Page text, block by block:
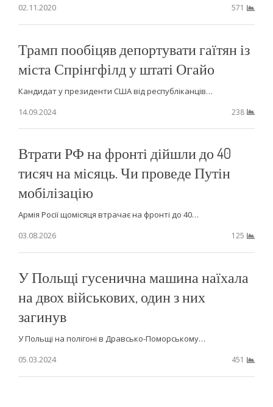
02.11.2020
571
Трамп пообіцяв депортувати гаїтян із
міста Спрінгфілд у штаті Огайо
Кандидат у президенти США від республіканців…
14.09.2024
238
Втрати РФ на фронті дійшли до 40
тисяч на місяць. Чи проведе Путін
мобілізацію
Армія Росії щомісяця втрачає на фронті до 40…
03.08.2026
125
У Польщі гусенична машина наїхала
на двох військових, один з них
загинув
У Польщі на полігоні в Дравсько-Поморському…
05.03.2024
451